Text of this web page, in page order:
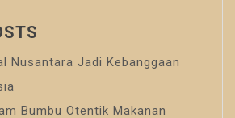
Nusantara Jadi Kebanggaan
Bumbu Otentik Makanan